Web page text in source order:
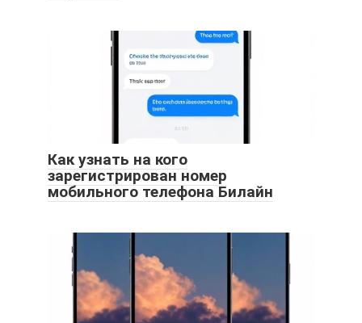
Как узнать на кого
зарегистрирован номер
мобильного телефона Билайн